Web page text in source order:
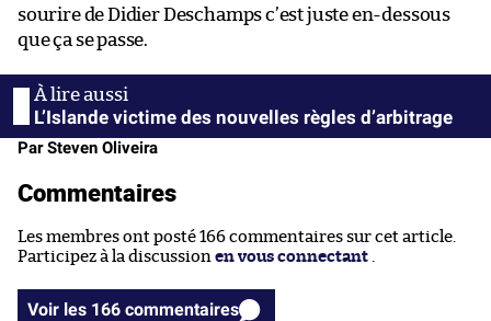
sourire de Didier Deschamps c’est juste en-dessous
que ça se passe.
L’Islande victime des nouvelles règles d’arbitrage
Par Steven Oliveira
Commentaires
Les membres ont posté 166 commentaires sur cet article.
Participez à la discussion en vous connectant
Voir les 166 commentaires